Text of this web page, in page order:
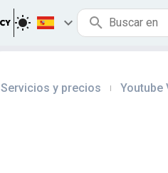
Servicios y precios Youtube